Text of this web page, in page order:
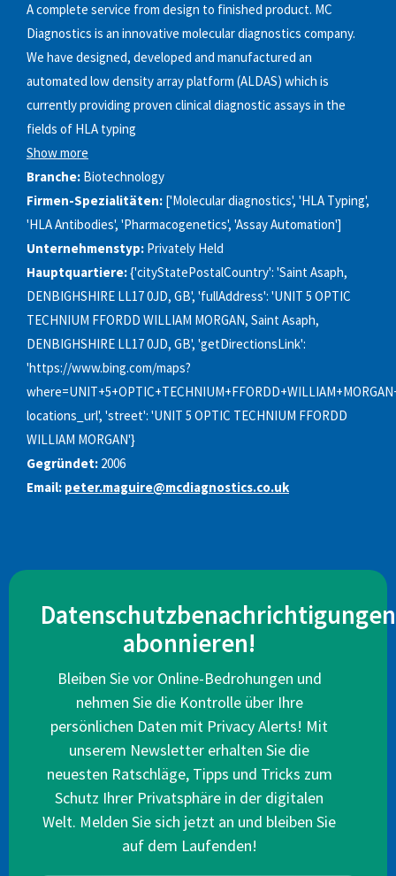
A complete service from design to finished product. MC
Diagnostics is an innovative molecular diagnostics company.
We have designed, developed and manufactured an
automated low density array platform (ALDAS) which is
currently providing proven clinical diagnostic assays in the
fields of HLA typing
Show more
Branche: Biotechnology
Firmen-Spezialitäten: ['Molecular diagnostics', 'HLA Typing',
'HLA Antibodies', 'Pharmacogenetics', 'Assay Automation']
Unternehmenstyp: Privately Held
Hauptquartiere:{'cityStatePostalCountry': 'Saint Asaph,
DENBIGHSHIRE LL17 0JD, GB', 'fullAddress': 'UNIT 5 OPTIC
TECHNIUM FFORDD WILLIAM MORGAN, Saint Asaph,
DENBIGHSHIRE LL17 0JD, GB', 'getDirectionsLink':
'https://www.bing.com/maps?
locations_url', 'street': 'UNIT 5 OPTIC TECHNIUM FFORDD
WILLIAM MORGAN'}
Gegründet: 2006
Email: peter.maguire@mcdiagnostics.co.uk
Datenschutzbenachrichtigungen
abonnieren!
Bleiben Sie vor Online-Bedrohungen und
nehmen Sie die Kontrolle über Ihre
persönlichen Daten mit Privacy Alerts! Mit
unserem Newsletter erhalten Sie die
neuesten Ratschläge, Tipps und Tricks zum
Schutz Ihrer Privatsphäre in der digitalen
Welt. Melden Sie sich jetzt an und bleiben Sie
auf dem Laufenden!